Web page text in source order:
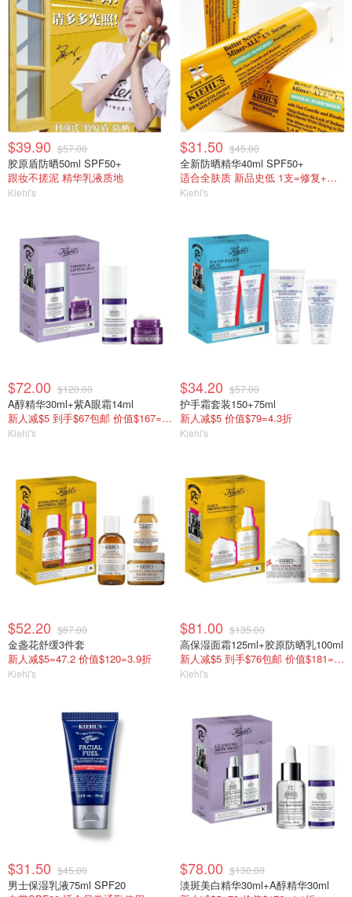
$39.90 $57.00
胶原盾防晒50ml SPF50+
跟妆不搓泥 精华乳液质地
Kiehl's
$31.50 $45.00
全新防晒精华40ml SPF50+
适合全肤质 新品史低 1支=修复+保湿+防晒！
Kiehl's
$72.00 $120.00
A醇精华30ml+紫A眼霜14ml
新人减$5 到手$67包邮 价值$167=4折
Kiehl's
$34.20 $57.00
护手霜套装150+75ml
新人减$5 价值$79=4.3折
Kiehl's
$52.20 $87.00
金盏花舒缓3件套
新人减$5=47.2 价值$120=3.9折
Kiehl's
$81.00 $135.00
高保湿面霜125ml+胶原防晒乳100ml
新人减$5 到手$76包邮 价值$181=4.2折
Kiehl's
$31.50 $45.00
男士保湿乳液75ml SPF20
$78.00 $130.00
淡斑美白精华30ml+A醇精华30ml